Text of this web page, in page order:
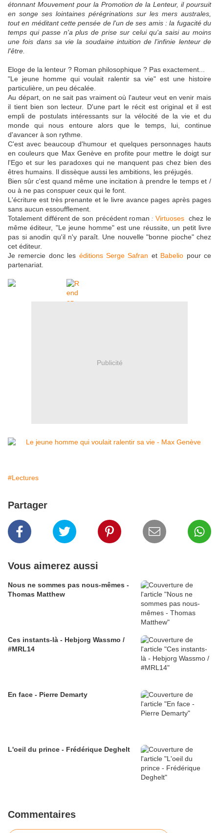
étonnant Mouvement pour la Promotion de la Lenteur, il poursuit
en songe ses lointaines pérégrinations sur les mers australes,
tout en méditant cette pensée de l'un de ses amis : la fugacité du
temps qui passe n'a plus de prise sur celui qu'a saisi au moins
une fois dans sa vie la soudaine intuition de l'infinie lenteur de
l'être.
Eloge de la lenteur ? Roman philosophique ? Pas exactement...
"Le jeune homme qui voulait ralentir sa vie" est une histoire
particulière, un peu décalée.
Au départ, on ne sait pas vraiment où l'auteur veut en venir mais
il tient bien son lecteur. D'une part le récit est original et il est
empli de postulats intéressants sur la vélocité de la vie et du
monde qui nous entoure alors que le temps, lui, continue
d'avancer à son rythme.
C'est avec beaucoup d'humour et quelques personnages hauts
en couleurs que Max Genève en profite pour mettre le doigt sur
l'Ego et sur les paradoxes qui ne manquent pas chez bien des
êtres humains. Il dissèque aussi les ambitions, les préjugés.
Bien sûr c'est quand même une incitation à prendre le temps et /
ou à ne pas conspuer ceux qui le font.
L'écriture est très prenante et le livre avance pages après pages
sans aucun essoufflement.
Totalement différent de son précédent roman : Virtuoseschez le
même éditeur, "Le jeune homme" est une réussite, un petit livre
pas si anodin qu'il n'y paraît. Une nouvelle "bonne pioche" chez
cet éditeur.
Je remercie donc les éditions Serge Safran et Babelio pour ce
partenariat.
Publicité
#Lectures
Partager
Vous aimerez aussi
Nous ne sommes pas nous-mêmes -
Thomas Matthew
Ces instants-là - Hebjorg Wassmo /
#MRL14
En face - Pierre Demarty
L'oeil du prince - Frédérique Deghelt
Commentaires